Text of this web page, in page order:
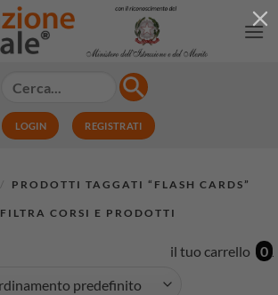
LOGIN REGISTRATI
/ PRODOTTI TAGGATI “FLASH CARDS”
FILTRA CORSI E PRODOTTI
il tuo carrello 0